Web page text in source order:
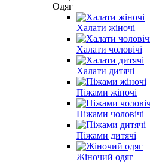
Одяг
Халати жіночі
Халати чоловічі
Халати дитячі
Піжами жіночі
Піжами чоловічі
Піжами дитячі
Жіночий одяг